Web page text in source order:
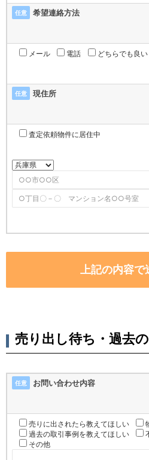
任意 希望連絡方法
メール 電話 どちらでも良い
任意 現住所
査定依頼物件に居住中
売り出し待ち・過去
任意 お問い合わせ内容
売りに出されたら教えてほしい
過去の取引事例を教えてほしい
その他